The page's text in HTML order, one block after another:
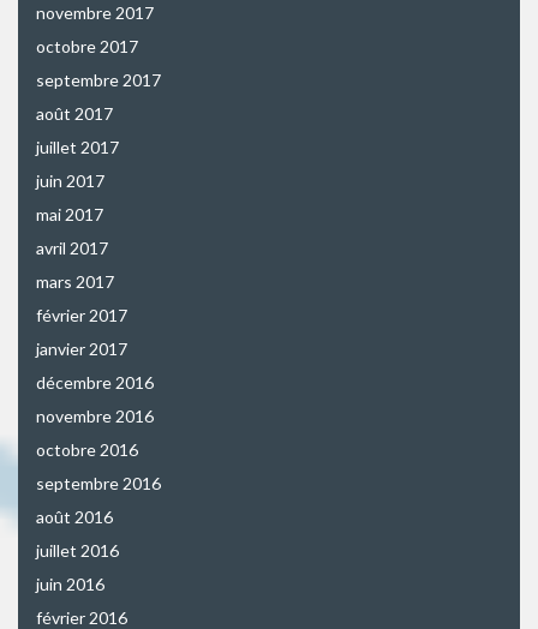
novembre 2017
octobre 2017
septembre 2017
août 2017
juillet 2017
juin 2017
mai 2017
avril 2017
mars 2017
février 2017
janvier 2017
décembre 2016
novembre 2016
octobre 2016
septembre 2016
août 2016
juillet 2016
juin 2016
février 2016